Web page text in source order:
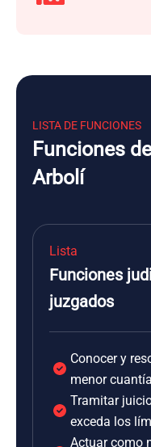
LISTA DE FUNCIONES
Funciones
Arbolí
Lista
Funciones
juzgados
Conocer y
menor
Tramitar
exceda los
Actuar como